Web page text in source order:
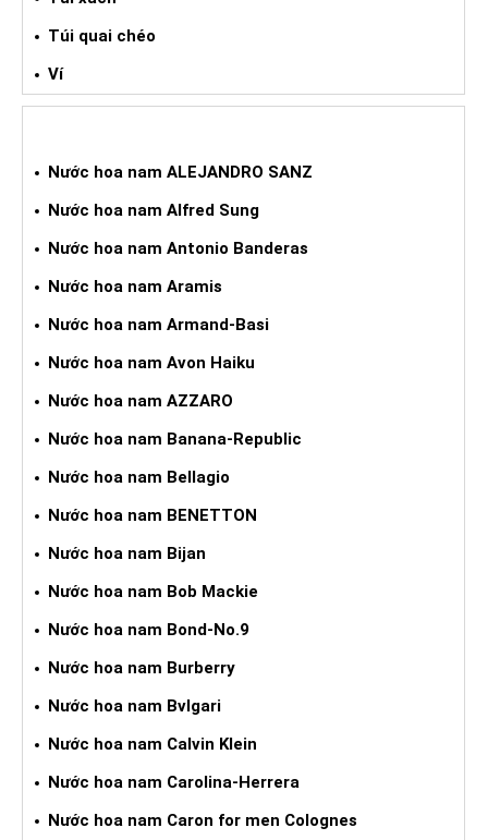
Túi quai chéo
Ví
Nước hoa nam ALEJANDRO SANZ
Nước hoa nam Alfred Sung
Nước hoa nam Antonio Banderas
Nước hoa nam Aramis
Nước hoa nam Armand-Basi
Nước hoa nam Avon Haiku
Nước hoa nam AZZARO
Nước hoa nam Banana-Republic
Nước hoa nam Bellagio
Nước hoa nam BENETTON
Nước hoa nam Bijan
Nước hoa nam Bob Mackie
Nước hoa nam Bond-No.9
Nước hoa nam Burberry
Nước hoa nam Bvlgari
Nước hoa nam Calvin Klein
Nước hoa nam Carolina-Herrera
Nước hoa nam Caron for men Colognes